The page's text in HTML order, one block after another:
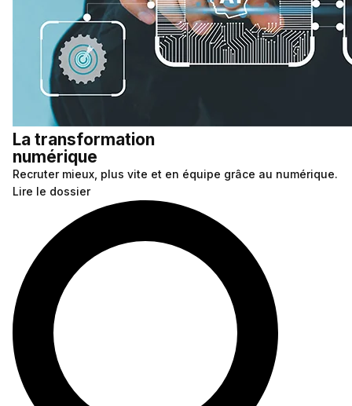
La transformation
numérique
Recruter mieux, plus vite et en équipe grâce au numérique.
Lire le dossier